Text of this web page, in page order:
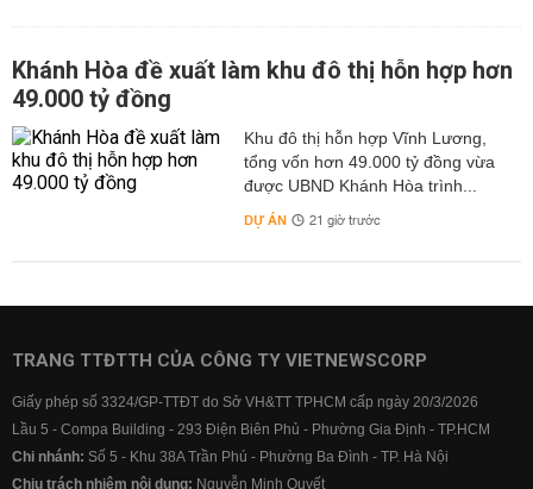
Khánh Hòa đề xuất làm khu đô thị hỗn hợp hơn
49.000 tỷ đồng
Khu đô thị hỗn hợp Vĩnh Lương,
tổng vốn hơn 49.000 tỷ đồng vừa
được UBND Khánh Hòa trình...
DỰ ÁN 21 giờ trước
TRANG TTĐTTH CỦA CÔNG TY VIETNEWSCORP
Giấy phép số 3324/GP-TTĐT do Sở VH&TT TPHCM cấp ngày 20/3/2026
Lầu 5 - Compa Building - 293 Điện Biên Phủ - Phường Gia Định - TP.HCM
Chi nhánh: Số 5 - Khu 38A Trần Phú - Phường Ba Đình - TP. Hà Nội
Chịu trách nhiệm nội dung: Nguyễn Minh Quyết